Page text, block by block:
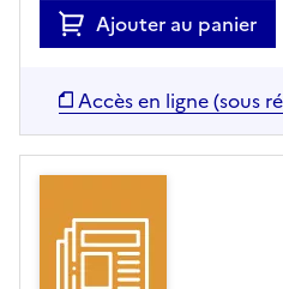
Ajouter au panier
Accès en ligne (sous